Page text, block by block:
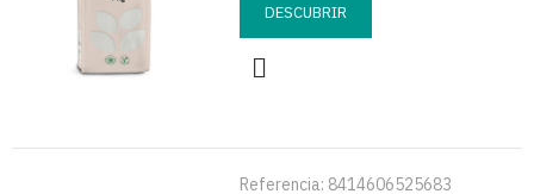
DESCUBRIR
Referencia: 8414606525683